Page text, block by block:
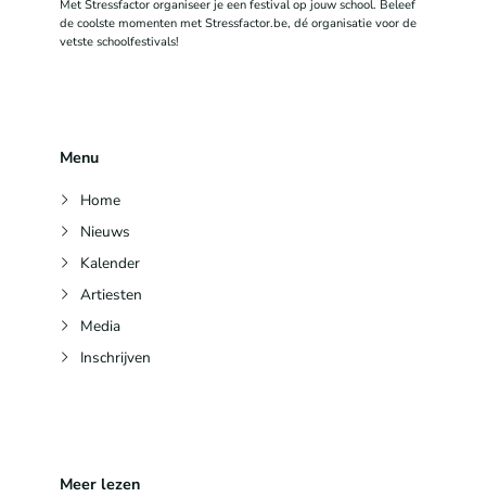
Met Stressfactor organiseer je een festival op jouw school. Beleef
de coolste momenten met Stressfactor.be, dé organisatie voor de
vetste schoolfestivals!
Menu
Home
Nieuws
Kalender
Artiesten
Media
Inschrijven
Meer lezen